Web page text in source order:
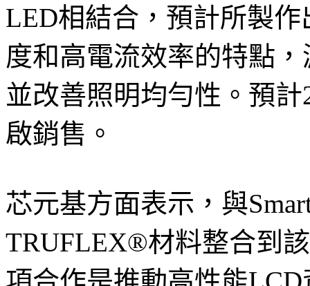
LED相結合，預計所製
度和高電流效率的特點
並改善照明均勻性。預
啟銷售。
芯元基方面表示，與
TRUFLEX®材料整合到